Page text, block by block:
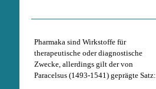
Pharmaka sind Wirkstoffe für
therapeutische oder diagnostische
Zwecke, allerdings gilt der von
Paracelsus (1493-1541) geprägte Satz: